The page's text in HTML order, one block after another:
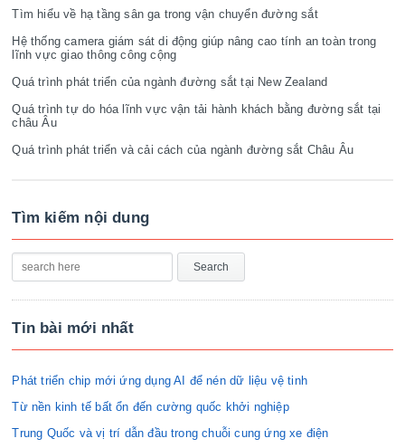
Tìm hiểu về hạ tầng sân ga trong vận chuyển đường sắt
Hệ thống camera giám sát di động giúp nâng cao tính an toàn trong
lĩnh vực giao thông công cộng
Quá trình phát triển của ngành đường sắt tại New Zealand
Quá trình tự do hóa lĩnh vực vận tải hành khách bằng đường sắt tại
châu Âu
Quá trình phát triển và cải cách của ngành đường sắt Châu Âu
Tìm kiếm nội dung
Tin bài mới nhất
Phát triển chip mới ứng dụng AI để nén dữ liệu vệ tinh
Từ nền kinh tế bất ổn đến cường quốc khởi nghiệp
Trung Quốc và vị trí dẫn đầu trong chuỗi cung ứng xe điện